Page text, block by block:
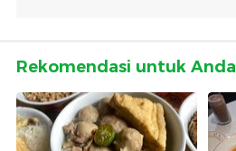
Rekomendasi untuk Anda